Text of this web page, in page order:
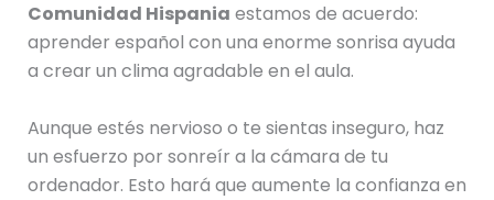
Comunidad Hispania estamos de acuerdo:
aprender español con una enorme sonrisa ayuda
a crear un clima agradable en el aula.
Aunque estés nervioso o te sientas inseguro, haz
un esfuerzo por sonreír a la cámara de tu
ordenador. Esto hará que aumente la confianza en